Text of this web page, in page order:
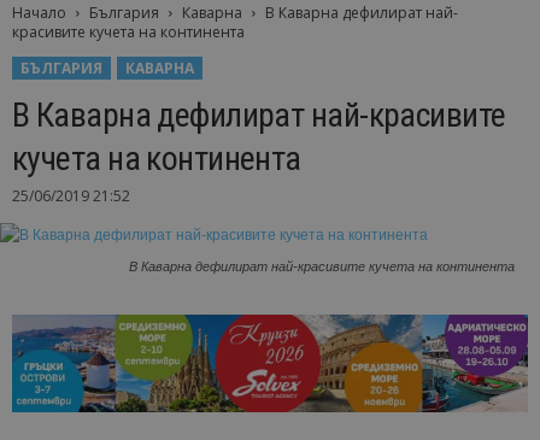
Начало България Каварна
В Каварна дефилират най-
красивите кучета на континента
БЪЛГАРИЯ
КАВАРНА
В Каварна дефилират най-красивите
кучета на континента
25/06/2019 21:52
В Каварна дефилират най-красивите кучета на континента